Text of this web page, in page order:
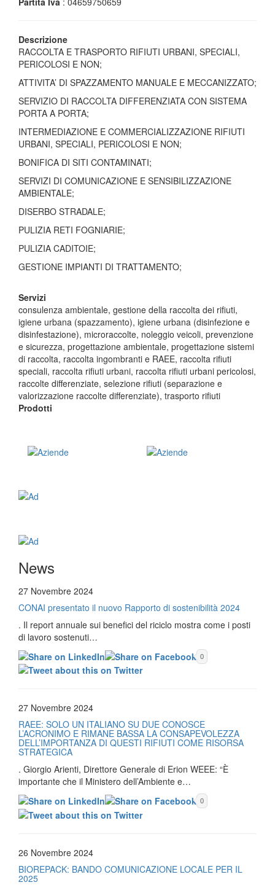
Descrizione
RACCOLTA E TRASPORTO RIFIUTI URBANI, SPECIALI,
PERICOLOSI E NON;
ATTIVITA’ DI SPAZZAMENTO MANUALE E MECCANIZZATO;
SERVIZIO DI RACCOLTA DIFFERENZIATA CON SISTEMA
PORTA A PORTA;
INTERMEDIAZIONE E COMMERCIALIZZAZIONE RIFIUTI
URBANI, SPECIALI, PERICOLOSI E NON;
BONIFICA DI SITI CONTAMINATI;
SERVIZI DI COMUNICAZIONE E SENSIBILIZZAZIONE
AMBIENTALE;
DISERBO STRADALE;
PULIZIA RETI FOGNIARIE;
PULIZIA CADITOIE;
GESTIONE IMPIANTI DI TRATTAMENTO;
Servizi
consulenza ambientale, gestione della raccolta dei rifiuti,
igiene urbana (spazzamento), igiene urbana (disinfezione e
disinfestazione), microraccolte, noleggio veicoli, prevenzione
e sicurezza, progettazione ambientale, progettazione sistemi
di raccolta, raccolta ingombranti e RAEE, raccolta rifiuti
speciali, raccolta rifiuti urbani, raccolta rifiuti urbani pericolosi,
raccolte differenziate, selezione rifiuti (separazione e
valorizzazione raccolte differenziate), trasporto rifiuti
Prodotti
News
27 Novembre 2024
CONAI presentato il nuovo Rapporto di sostenibilità 2024
. Il report annuale sui benefici del riciclo mostra come i posti
di lavoro sostenuti…
0
27 Novembre 2024
RAEE: SOLO UN ITALIANO SU DUE CONOSCE
L’ACRONIMO E RIMANE BASSA LA CONSAPEVOLEZZA
DELL’IMPORTANZA DI QUESTI RIFIUTI COME RISORSA
STRATEGICA
. Giorgio Arienti, Direttore Generale di Erion WEEE: “È
importante che il Ministero dell’Ambiente e…
0
26 Novembre 2024
BIOREPACK: BANDO COMUNICAZIONE LOCALE PER IL
2025